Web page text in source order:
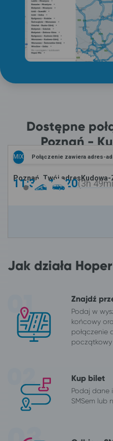
Dostępne
Poznań -
MIX Połączenie zawiera adres-
Poznań, Twój adres
11:31 -15:20 3h
Jak działa
Znajdź
Podaj w
końcowy
połączenie
Kup bilet
Podaj dane
SMSem lub